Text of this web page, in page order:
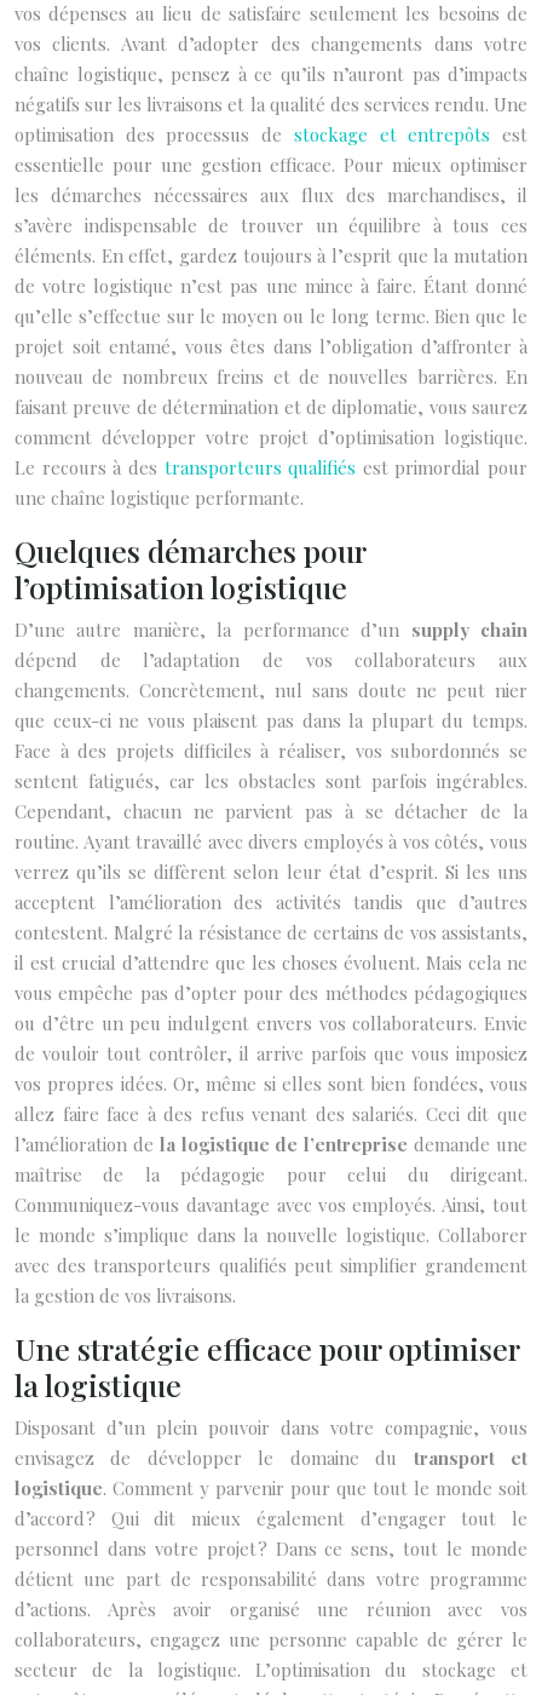
vos dépenses au lieu de satisfaire seulement les besoins de
vos clients. Avant d’adopter des changements dans votre
chaîne logistique, pensez à ce qu’ils n’auront pas d’impacts
négatifs sur les livraisons et la qualité des services rendu. Une
optimisation des processus de stockage et entrepôts est
essentielle pour une gestion efficace. Pour mieux optimiser
les démarches nécessaires aux flux des marchandises, il
s’avère indispensable de trouver un équilibre à tous ces
éléments. En effet, gardez toujours à l’esprit que la mutation
de votre logistique n’est pas une mince à faire. Étant donné
qu’elle s’effectue sur le moyen ou le long terme. Bien que le
projet soit entamé, vous êtes dans l’obligation d’affronter à
nouveau de nombreux freins et de nouvelles barrières. En
faisant preuve de détermination et de diplomatie, vous saurez
comment développer votre projet d’optimisation logistique.
Le recours à des transporteurs qualifiés est primordial pour
une chaîne logistique performante.
Quelques démarches pour
l’optimisation logistique
D’une autre manière, la performance d’un supply chain
dépend de l’adaptation de vos collaborateurs aux
changements. Concrètement, nul sans doute ne peut nier
que ceux-ci ne vous plaisent pas dans la plupart du temps.
Face à des projets difficiles à réaliser, vos subordonnés se
sentent fatigués, car les obstacles sont parfois ingérables.
Cependant, chacun ne parvient pas à se détacher de la
routine. Ayant travaillé avec divers employés à vos côtés, vous
verrez qu’ils se diffèrent selon leur état d’esprit. Si les uns
acceptent l’amélioration des activités tandis que d’autres
contestent. Malgré la résistance de certains de vos assistants,
il est crucial d’attendre que les choses évoluent. Mais cela ne
vous empêche pas d’opter pour des méthodes pédagogiques
ou d’être un peu indulgent envers vos collaborateurs. Envie
de vouloir tout contrôler, il arrive parfois que vous imposiez
vos propres idées. Or, même si elles sont bien fondées, vous
allez faire face à des refus venant des salariés. Ceci dit que
l’amélioration de la logistique de l’entreprisedemande une
maîtrise de la pédagogie pour celui du dirigeant.
Communiquez-vous davantage avec vos employés. Ainsi, tout
le monde s’implique dans la nouvelle logistique. Collaborer
avec des transporteurs qualifiés peut simplifier grandement
la gestion de vos livraisons.
Une stratégie efficace pour optimiser
la logistique
Disposant d’un plein pouvoir dans votre compagnie, vous
envisagez de développer le domaine du transport et
logistique. Comment y parvenir pour que tout le monde soit
d’accord ? Qui dit mieux également d’engager tout le
personnel dans votre projet ? Dans ce sens, tout le monde
détient une part de responsabilité dans votre programme
d’actions. Après avoir organisé une réunion avec vos
collaborateurs, engagez une personne capable de gérer le
secteur de la logistique. L’optimisation du stockage et